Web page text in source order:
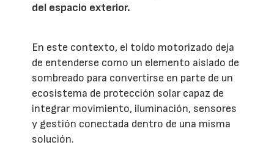
del espacio exterior.
En este contexto, el toldo motorizado deja
de entenderse como un elemento aislado de
sombreado para convertirse en parte de un
ecosistema de protección solar capaz de
integrar movimiento, iluminación, sensores
y gestión conectada dentro de una misma
solución.